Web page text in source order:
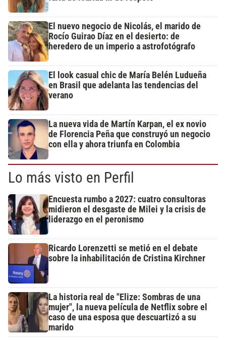
El nuevo negocio de Nicolás, el marido de
Rocío Guirao Díaz en el desierto: de
heredero de un imperio a astrofotógrafo
El look casual chic de María Belén Ludueña
en Brasil que adelanta las tendencias del
verano
La nueva vida de Martín Karpan, el ex novio
de Florencia Peña que construyó un negocio
con ella y ahora triunfa en Colombia
Lo más visto en Perfil
Encuesta rumbo a 2027: cuatro consultoras
midieron el desgaste de Milei y la crisis de
liderazgo en el peronismo
Ricardo Lorenzetti se metió en el debate
sobre la inhabilitación de Cristina Kirchner
La historia real de "Elize: Sombras de una
mujer", la nueva película de Netflix sobre el
caso de una esposa que descuartizó a su
marido